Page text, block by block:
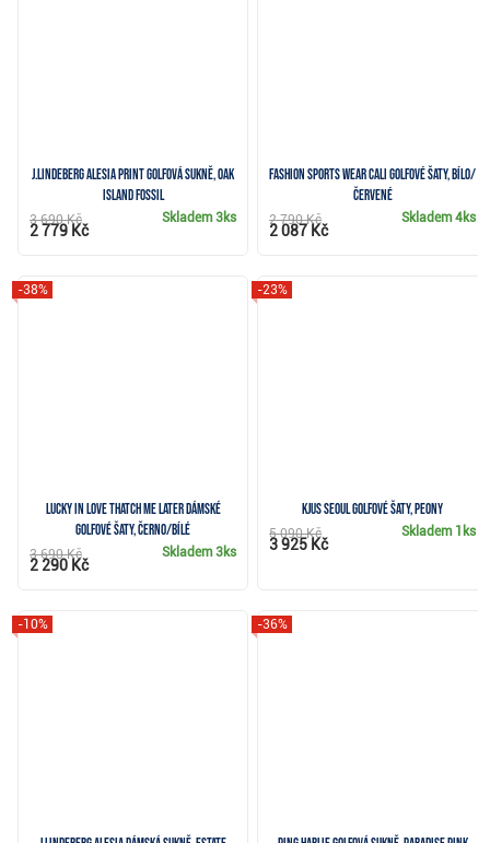
J.Lindeberg Alesia Print golfová sukně, oak
island fossil
Skladem3ks
3 690 Kč
2 779 Kč
Fashion Sports Wear Cali golfové šaty, bílo/
červené
Skladem4ks
2 790 Kč
2 087 Kč
Lucky in Love Thatch Me Later dámské
golfové šaty, černo/bílé
-38%
Skladem3ks
3 690 Kč
2 290 Kč
KJUS Seoul golfové šaty, peony
-23%
Skladem 1ks
5 090 Kč
3 925 Kč
-10% -36%